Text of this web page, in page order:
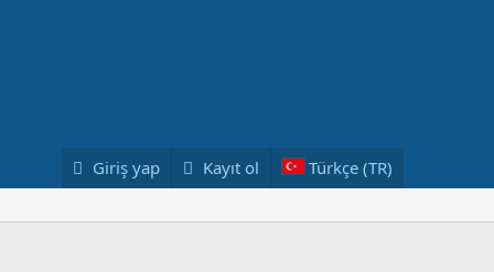
Giriş yap Kayıt ol Türkçe (TR)